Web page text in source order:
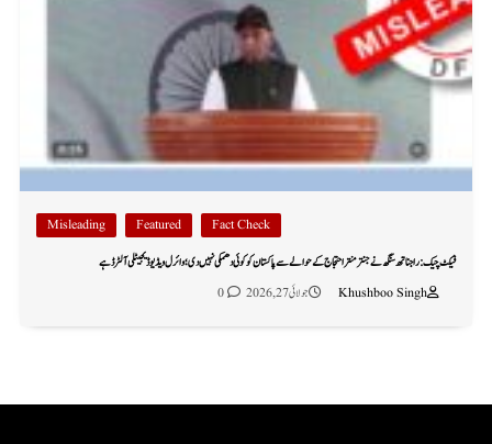
Fact Check
Featured
Misleading
فیکٹ چیک: راجناتھ سنگھ نے جنتر منتر احتجاج کے حوالے سے پاکستان کو کوئی دھمکی نہیں دی؛ وائرل ویڈیو ڈیجیٹلی آلٹرڈ ہے
Khushboo Singh
جولائی 27, 2026 0